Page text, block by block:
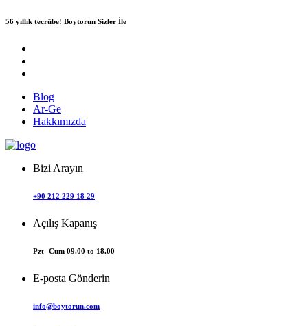
56 yıllık tecrübe! Boytorun Sizler İle
Blog
Ar-Ge
Hakkımızda
Bizi Arayın
+90 212 229 18 29
Açılış Kapanış
Pzt- Cum 09.00 to 18.00
E-posta Gönderin
info@boytorun.com